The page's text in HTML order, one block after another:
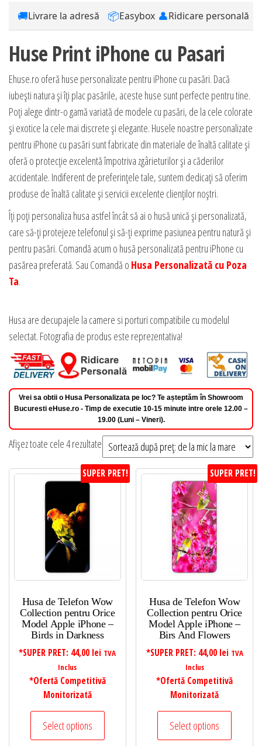
🚚Livrare la adresă 📦Easybox 👤Ridicare personală
Huse Print iPhone cu Pasari
Ehuse.ro oferă huse personalizate pentru iPhone cu pasări. Dacă
iubești natura și îți plac pasările, aceste huse sunt perfecte pentru tine.
Poți alege dintr-o gamă variată de modele cu pasări, de la cele colorate
și exotice la cele mai discrete și elegante. Husele noastre personalizate
pentru iPhone cu pasări sunt fabricate din materiale de înaltă calitate și
oferă o protecție excelentă împotriva zgârieturilor și a căderilor
accidentale. Indiferent de preferințele tale, suntem dedicați să oferim
produse de înaltă calitate și servicii excelente clienților noștri.
Îți poți personaliza husa astfel încât să ai o husă unică și personalizată,
care să-ți protejeze telefonul și să-ți exprime pasiunea pentru natură și
pentru pasări. Comandă acum o husă personalizată pentru iPhone cu
pasărea preferată. Sau Comandă o Husa Personalizată cu Poza
Ta.
Husa are decupajele la camere si porturi compatibile cu modelul
selectat. Fotografia de produs este reprezentativa!
Vrei sa obtii o Husa Personalizata pe loc? Te așteptăm în Showroom
Bucuresti eHuse.ro - Timp de executie 10-15 minute intre orele 12.00 –
19.00 (Luni – Vineri).
Afișez toate cele 4 rezultate Sortat
după
preț:
SUPER PRET!
Husa de Telefon Wow
Collection pentru Orice
Model Apple iPhone –
Birds in Darkness
*SUPER PRET: 44,00 lei TVA
Inclus
*Ofertă Competitivă
Monitorizată
Select options
SUPER PRET!
Husa de Telefon Wow
Collection pentru Orice
Model Apple iPhone –
Birs And Flowers
*SUPER PRET: 44,00 lei TVA
Inclus
*Ofertă Competitivă
Monitorizată
Select options